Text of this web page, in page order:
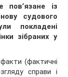
пов’язане із
судового
покладені
зібраних у
(фактичні
справи і